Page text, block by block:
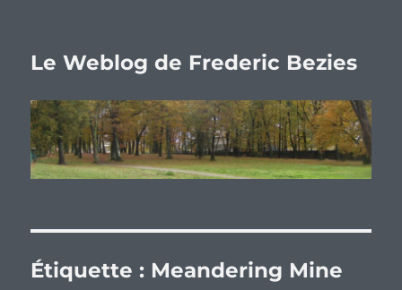
Le Weblog de Frederic Bezies
Étiquette : Meandering Mine